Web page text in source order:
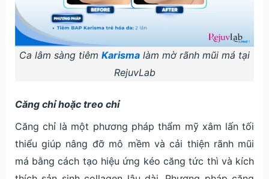
Ca lâm sàng tiêm Karisma làm mờ rãnh mũi má tại
RejuvLab
Căng chỉ hoặc treo chỉ
Căng chỉ là một phương pháp thẩm mỹ xâm lấn tối
thiểu giúp nâng đỡ mô mềm và cải thiện rãnh mũi
má bằng cách tạo hiệu ứng kéo căng tức thì và kích